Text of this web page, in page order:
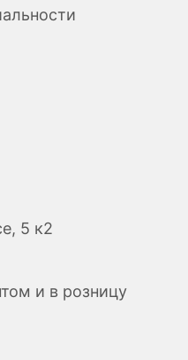
5 к2
и в розницу